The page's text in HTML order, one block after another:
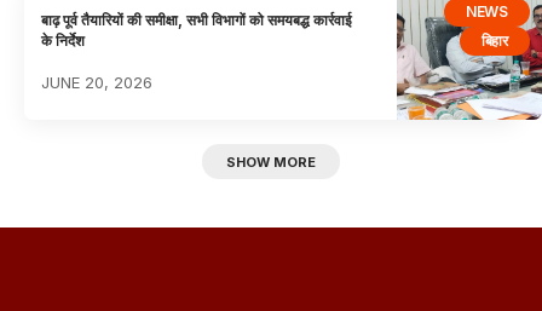
NEWS
बिहार
बाढ़ पूर्व तैयारियों की समीक्षा, सभी विभागों को समयबद्ध कार्रवाई
के निर्देश
JUNE 20, 2026
SHOW MORE